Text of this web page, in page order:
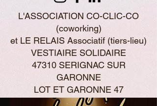
L'ASSOCIATION CO-CLIC-CO
(coworking)
et LE RELAIS Associatif (tiers-lieu)
VESTIAIRE SOLIDAIRE
47310 SERIGNAC SUR
GARONNE
LOT ET GARONNE 47